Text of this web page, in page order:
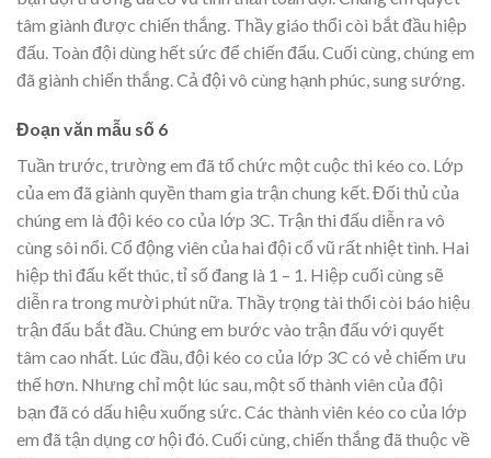
tâm giành được chiến thắng. Thầy giáo thổi còi bắt đầu hiệp
đấu. Toàn đội dùng hết sức để chiến đấu. Cuối cùng, chúng em
đã giành chiến thắng. Cả đội vô cùng hạnh phúc, sung sướng.
Đoạn văn mẫu số 6
Tuần trước, trường em đã tổ chức một cuộc thi kéo co. Lớp
của em đã giành quyền tham gia trận chung kết. Đối thủ của
chúng em là đội kéo co của lớp 3C. Trận thi đấu diễn ra vô
cùng sôi nổi. Cổ động viên của hai đội cổ vũ rất nhiệt tình. Hai
hiệp thi đấu kết thúc, tỉ số đang là 1 – 1. Hiệp cuối cùng sẽ
diễn ra trong mười phút nữa. Thầy trọng tài thổi còi báo hiệu
trận đấu bắt đầu. Chúng em bước vào trận đấu với quyết
tâm cao nhất. Lúc đầu, đội kéo co của lớp 3C có vẻ chiếm ưu
thế hơn. Nhưng chỉ một lúc sau, một số thành viên của đội
bạn đã có dấu hiệu xuống sức. Các thành viên kéo co của lớp
em đã tận dụng cơ hội đó. Cuối cùng, chiến thắng đã thuộc về